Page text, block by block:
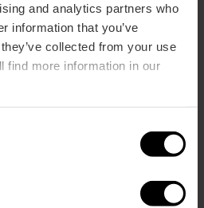
and analytics partners who
information that you’ve
collected from your use
find more information in our
Card 7 giorni